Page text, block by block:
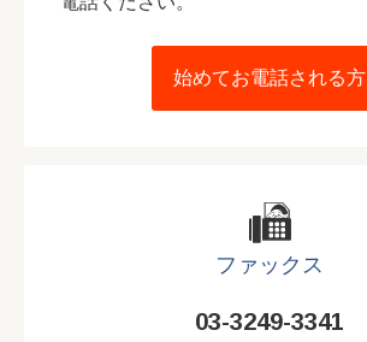
始めてお電話される方
ファックス
03-3249-3341